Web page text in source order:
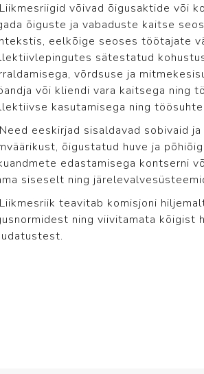
võivad õigusaktide või
õiguste ja vabaduste kaitse
eelkõige seoses töötajate
sätestatud
võrdsuse ja
või kliendi vara kaitsega ning
kasutamisega ning
eeskirjad sisaldavad sobivaid
õigustatud huve ja
edastamisega kontserni
siseselt ning
teavitab komisjoni
ning viivitamata kõigist